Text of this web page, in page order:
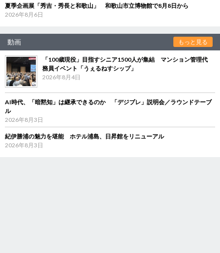
夏季企画展「秀吉・秀長と和歌山」 和歌山市立博物館で8月8日から
2026年8月6日
動画 もっと見る
「100歳現役」目指すシニア1500人が集結 マンション管理代
務員イベント「うぇるねすシップ」
2026年8月4日
AI時代、「暗黙知」は継承できるのか 「デジブレ」説明会／ラウンドテーブ
ル
2026年8月3日
紀伊勝浦の魅力を堪能 ホテル浦島、日昇館をリニューアル
2026年8月3日